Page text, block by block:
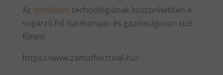
Az infrafűtés technológiának köszönhetően a
sugárzó hő hatékonyan és gazdaságosan tud
fűteni.
https://www.zamatfesztival.hu/